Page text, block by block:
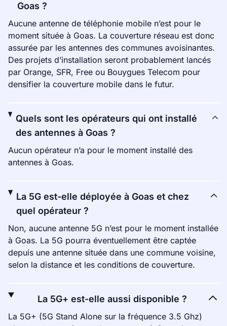
Goas ?
Aucune antenne de téléphonie mobile n’est pour le
moment située à Goas. La couverture réseau est donc
assurée par les antennes des communes avoisinantes.
Des projets d’installation seront probablement lancés
par Orange, SFR, Free ou Bouygues Telecom pour
densifier la couverture mobile dans le futur.
Quels sont les opérateurs qui ont installé
des antennes à Goas ?
Aucun opérateur n’a pour le moment installé des
antennes à Goas.
La 5G est-elle déployée à Goas et chez
quel opérateur ?
Non, aucune antenne 5G n’est pour le moment installée
à Goas. La 5G pourra éventuellement être captée
depuis une antenne située dans une commune voisine,
selon la distance et les conditions de couverture.
La 5G+ est-elle aussi disponible ?
La 5G+ (5G Stand Alone sur la fréquence 3.5 Ghz)